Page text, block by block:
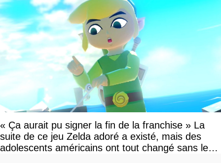
« Ça aurait pu signer la fin de la franchise » La
suite de ce jeu Zelda adoré a existé, mais des
adolescents américains ont tout changé sans le